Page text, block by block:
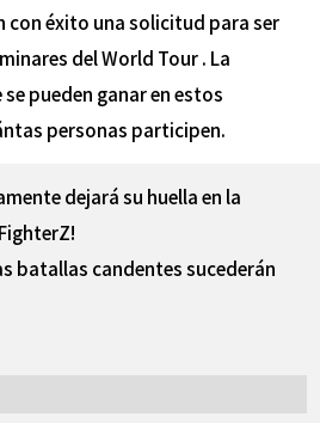
éxito una solicitud para ser
del World Tour . La
pueden ganar en estos
personas participen.
dejará su huella en la
batallas candentes sucederán